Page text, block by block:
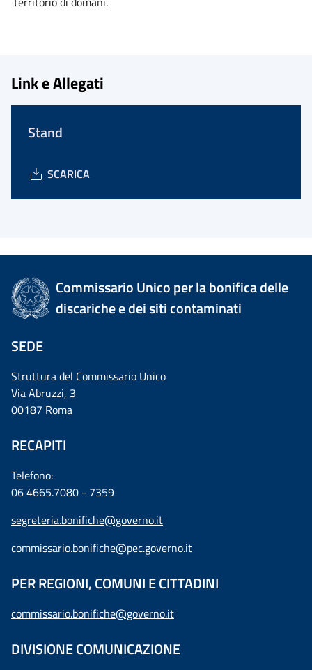
Link e Allegati
Stand
SCARICA
Commissario Unico per la bonifica delle
discariche e dei siti contaminati
SEDE
Struttura del Commissario Unico
Via Abruzzi, 3
00187 Roma
RECAPITI
Telefono:
06 4665.7080 - 7359
segreteria.bonifiche@governo.it
commissario.bonifiche@pec.governo.it
PER REGIONI, COMUNI E CITTADINI
commissario.bonifiche@governo.it
DIVISIONE COMUNICAZIONE